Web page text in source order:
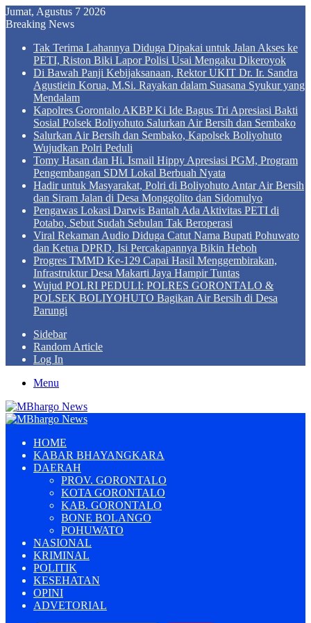
Jumat, Agustus 7 2026
Breaking News
Tak Terima Lahannya Diduga Dipakai untuk Jalan Akses ke
PETI, Riston Biki Lapor Polisi Usai Mengaku Dikeroyok
Di Bawah Panji Kebijaksanaan, Rektor UKIT Dr. Ir. Sandra
Agustiein Korua, M.Si. Rayakan dalam Suasana Syukur yang
Mendalam
Kapolres Gorontalo AKBP Ki Ide Bagus Tri Apresiasi Bakti
Sosial Polsek Boliyohuto Salurkan Air Bersih dan Sembako
Salurkan Air Bersih dan Sembako, Kapolsek Boliyohuto
Wujudkan Polri Peduli
Tomy Hasan dan Hi. Ismail Hippy Apresiasi PGM, Program
Pengembangan SDM Lokal Berbuah Nyata
Hadir untuk Masyarakat, Polri di Boliyohuto Antar Air Bersih
dan Siram Jalan di Desa Monggolito dan Sidomulyo
Pengawas Lokasi Darwis Bantah Ada Aktivitas PETI di
Potabo, Sebut Sudah Sebulan Tak Beroperasi
Viral Rekaman Audio Diduga Catut Nama Bupati Pohuwato
dan Ketua DPRD, Isi Percakapannya Bikin Heboh
Progres TMMD Ke-129 Capai Hasil Menggembirakan,
Infrastruktur Desa Makarti Jaya Hampir Tuntas
Wujud POLRI PEDULI: POLRES GORONTALO &
POLSEK BOLIYOHUTO Bagikan Air Bersih di Desa
Parungi
Sidebar
Random Article
Log In
Menu
HOME
KABAR BHAYANGKARA
DAERAH
PROV. GORONTALO
KOTA GORONTALO
KAB. GORONTALO
BONE BOLANGO
POHUWATO
NASIONAL
KRIMINAL
POLITIK
KESEHATAN
OPINI
ADVETORIAL